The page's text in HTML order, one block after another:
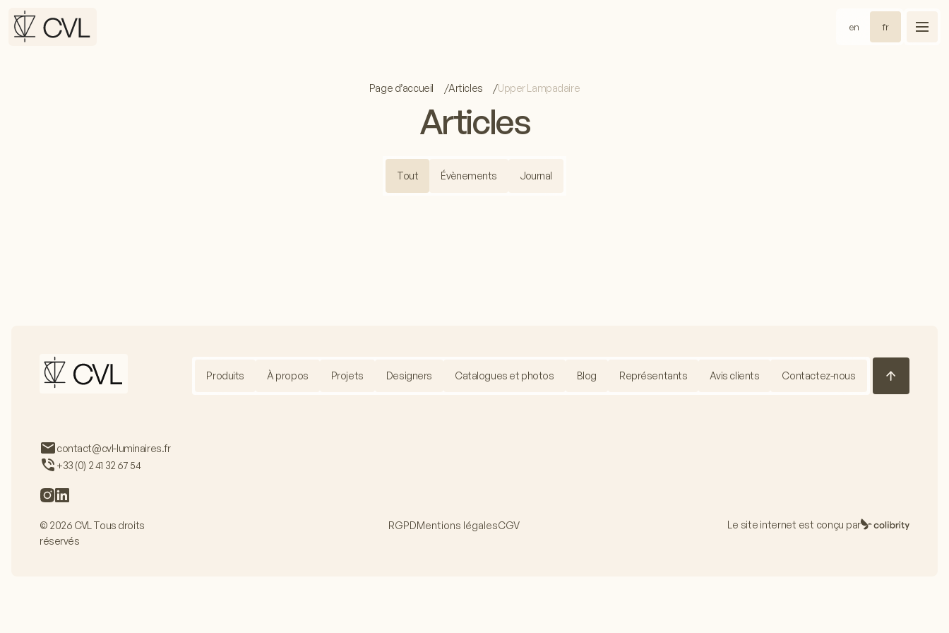
en fr
Page d’accueil Articles Upper Lampadaire
Articles
Tout Évènements Journal
Produits À propos Projets Designers Catalogues et photos Blog Représentants Avis clients Contactez-nous
contact@cvl-luminaires.fr
+33 (0) 2 41 32 67 54
© 2026 CVL Tous droits
réservés
RGPDMentions légalesCGV Le site internet est conçu par